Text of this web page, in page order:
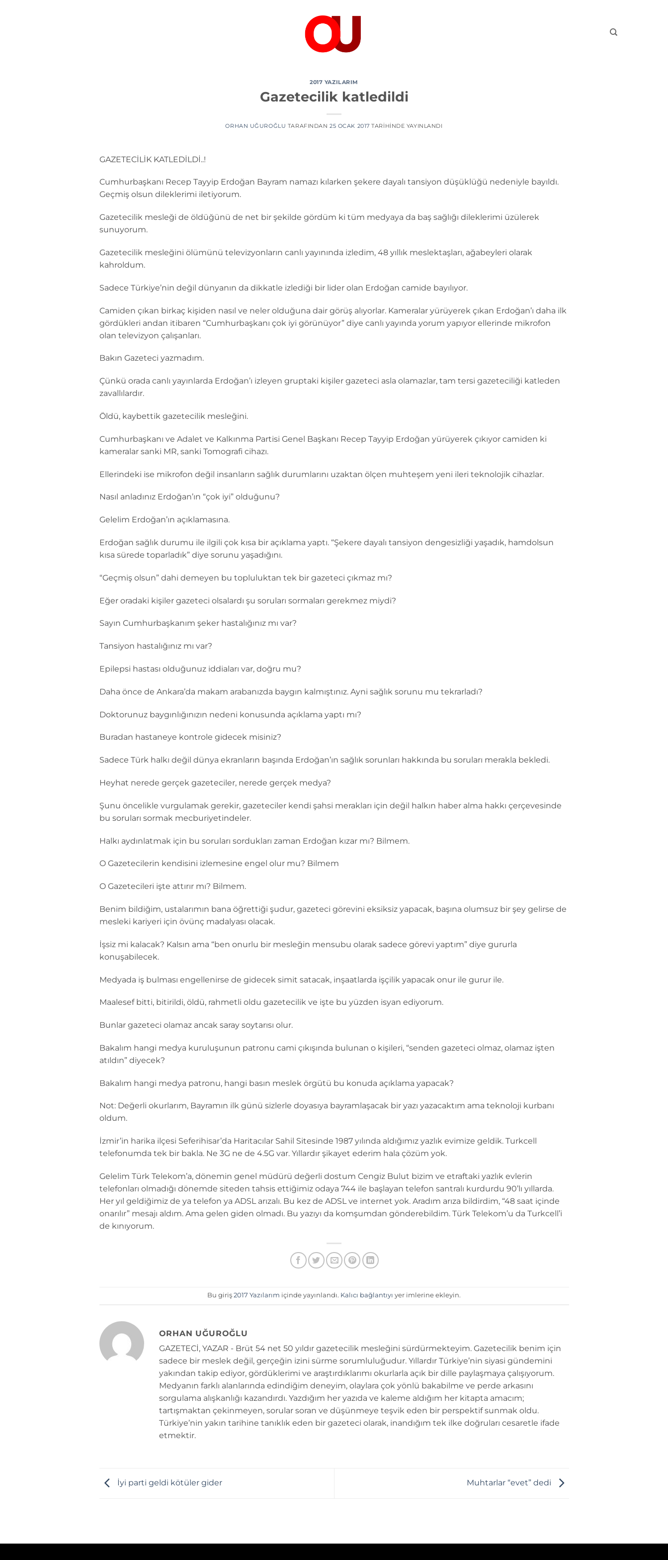
2017 YAZILARIM
Gazetecilik katledildi
ORHAN UĞUROĞLU TARAFINDAN 25 OCAK 2017 TARIHINDE YAYINLANDI
GAZETECİLİK KATLEDİLDİ..!
Cumhurbaşkanı Recep Tayyip Erdoğan Bayram namazı kılarken şekere dayalı tansiyon düşüklüğü nedeniyle bayıldı.
Geçmiş olsun dileklerimi iletiyorum.
Gazetecilik mesleği de öldüğünü de net bir şekilde gördüm ki tüm medyaya da baş sağlığı dileklerimi üzülerek
sunuyorum.
Gazetecilik mesleğini ölümünü televizyonların canlı yayınında izledim, 48 yıllık meslektaşları, ağabeyleri olarak
kahroldum.
Sadece Türkiye’nin değil dünyanın da dikkatle izlediği bir lider olan Erdoğan camide bayılıyor.
Camiden çıkan birkaç kişiden nasıl ve neler olduğuna dair görüş alıyorlar. Kameralar yürüyerek çıkan Erdoğan’ı daha ilk
gördükleri andan itibaren “Cumhurbaşkanı çok iyi görünüyor” diye canlı yayında yorum yapıyor ellerinde mikrofon
olan televizyon çalışanları.
Bakın Gazeteci yazmadım.
Çünkü orada canlı yayınlarda Erdoğan’ı izleyen gruptaki kişiler gazeteci asla olamazlar, tam tersi gazeteciliği katleden
zavallılardır.
Öldü, kaybettik gazetecilik mesleğini.
Cumhurbaşkanı ve Adalet ve Kalkınma Partisi Genel Başkanı Recep Tayyip Erdoğan yürüyerek çıkıyor camiden ki
kameralar sanki MR, sanki Tomografi cihazı.
Ellerindeki ise mikrofon değil insanların sağlık durumlarını uzaktan ölçen muhteşem yeni ileri teknolojik cihazlar.
Nasıl anladınız Erdoğan’ın “çok iyi” olduğunu?
Gelelim Erdoğan’ın açıklamasına.
Erdoğan sağlık durumu ile ilgili çok kısa bir açıklama yaptı. “Şekere dayalı tansiyon dengesizliği yaşadık, hamdolsun
kısa sürede toparladık” diye sorunu yaşadığını.
“Geçmiş olsun” dahi demeyen bu topluluktan tek bir gazeteci çıkmaz mı?
Eğer oradaki kişiler gazeteci olsalardı şu soruları sormaları gerekmez miydi?
Sayın Cumhurbaşkanım şeker hastalığınız mı var?
Tansiyon hastalığınız mı var?
Epilepsi hastası olduğunuz iddiaları var, doğru mu?
Daha önce de Ankara’da makam arabanızda baygın kalmıştınız. Ayni sağlık sorunu mu tekrarladı?
Doktorunuz baygınlığınızın nedeni konusunda açıklama yaptı mı?
Buradan hastaneye kontrole gidecek misiniz?
Sadece Türk halkı değil dünya ekranların başında Erdoğan’ın sağlık sorunları hakkında bu soruları merakla bekledi.
Heyhat nerede gerçek gazeteciler, nerede gerçek medya?
Şunu öncelikle vurgulamak gerekir, gazeteciler kendi şahsi merakları için değil halkın haber alma hakkı çerçevesinde
bu soruları sormak mecburiyetindeler.
Halkı aydınlatmak için bu soruları sordukları zaman Erdoğan kızar mı? Bilmem.
O Gazetecilerin kendisini izlemesine engel olur mu? Bilmem
O Gazetecileri işte attırır mı? Bilmem.
Benim bildiğim, ustalarımın bana öğrettiği şudur, gazeteci görevini eksiksiz yapacak, başına olumsuz bir şey gelirse de
mesleki kariyeri için övünç madalyası olacak.
İşsiz mi kalacak? Kalsın ama “ben onurlu bir mesleğin mensubu olarak sadece görevi yaptım” diye gururla
konuşabilecek.
Medyada iş bulması engellenirse de gidecek simit satacak, inşaatlarda işçilik yapacak onur ile gurur ile.
Maalesef bitti, bitirildi, öldü, rahmetli oldu gazetecilik ve işte bu yüzden isyan ediyorum.
Bunlar gazeteci olamaz ancak saray soytarısı olur.
Bakalım hangi medya kuruluşunun patronu cami çıkışında bulunan o kişileri, “senden gazeteci olmaz, olamaz işten
atıldın” diyecek?
Bakalım hangi medya patronu, hangi basın meslek örgütü bu konuda açıklama yapacak?
Not: Değerli okurlarım, Bayramın ilk günü sizlerle doyasıya bayramlaşacak bir yazı yazacaktım ama teknoloji kurbanı
oldum.
İzmir’in harika ilçesi Seferihisar’da Haritacılar Sahil Sitesinde 1987 yılında aldığımız yazlık evimize geldik. Turkcell
telefonumda tek bir bakla. Ne 3G ne de 4.5G var. Yıllardır şikayet ederim hala çözüm yok.
Gelelim Türk Telekom’a, dönemin genel müdürü değerli dostum Cengiz Bulut bizim ve etraftaki yazlık evlerin
telefonları olmadığı dönemde siteden tahsis ettiğimiz odaya 744 ile başlayan telefon santralı kurdurdu 90’lı yıllarda.
Her yıl geldiğimiz de ya telefon ya ADSL arızalı. Bu kez de ADSL ve internet yok. Aradım arıza bildirdim, “48 saat içinde
onarılır” mesajı aldım. Ama gelen giden olmadı. Bu yazıyı da komşumdan gönderebildim. Türk Telekom’u da Turkcell’i
de kınıyorum.
Bu giriş 2017 Yazılarım içinde yayınlandı. Kalıcı bağlantıyı yer imlerine ekleyin.
ORHAN UĞUROĞLU
GAZETECİ, YAZAR - Brüt 54 net 50 yıldır gazetecilik mesleğini sürdürmekteyim. Gazetecilik benim için
sadece bir meslek değil, gerçeğin izini sürme sorumluluğudur. Yıllardır Türkiye’nin siyasi gündemini
yakından takip ediyor, gördüklerimi ve araştırdıklarımı okurlarla açık bir dille paylaşmaya çalışıyorum.
Medyanın farklı alanlarında edindiğim deneyim, olaylara çok yönlü bakabilme ve perde arkasını
sorgulama alışkanlığı kazandırdı. Yazdığım her yazıda ve kaleme aldığım her kitapta amacım;
tartışmaktan çekinmeyen, sorular soran ve düşünmeye teşvik eden bir perspektif sunmak oldu.
Türkiye’nin yakın tarihine tanıklık eden bir gazeteci olarak, inandığım tek ilke doğruları cesaretle ifade
etmektir.
İyi parti geldi kötüler gider Muhtarlar “evet” dedi